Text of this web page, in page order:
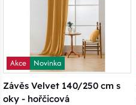
Akce
Novinka
Závěs Velvet 140/250 cm s
oky - hořčicová